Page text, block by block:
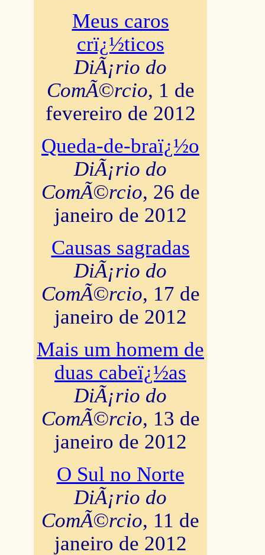
Meus caros
crï¿½ticos
DiÃ¡rio do
ComÃ©rcio, 1 de
fevereiro de 2012
Queda-de-braï¿½o
DiÃ¡rio do
ComÃ©rcio, 26 de
janeiro de 2012
Causas sagradas
DiÃ¡rio do
ComÃ©rcio, 17 de
janeiro de 2012
Mais um homem de
duas cabeï¿½as
DiÃ¡rio do
ComÃ©rcio, 13 de
janeiro de 2012
O Sul no Norte
DiÃ¡rio do
ComÃ©rcio, 11 de
janeiro de 2012